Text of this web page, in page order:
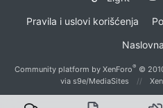
Pravila i uslovi korišćenja
Naslovna
Community platform by XenForo® ©
via s9e/MediaSites